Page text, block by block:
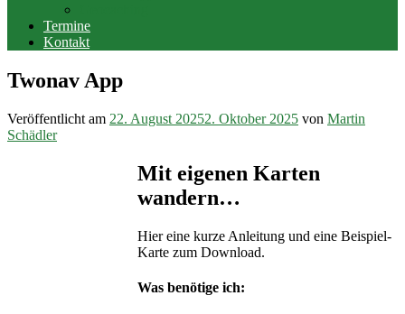
Termine
Kontakt
Twonav App
Veröffentlicht am 22. August 20252. Oktober 2025 von Martin
Schädler
Mit eigenen Karten
wandern…
Hier eine kurze Anleitung und eine Beispiel-
Karte zum Download.
Was benötige ich: